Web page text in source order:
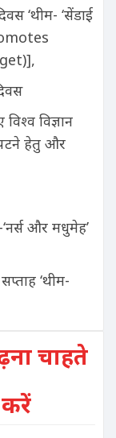
‘थीम- ‘सेंडाई
,
विज्ञान
हेतु और
और मधुमेह’
‘थीम-
चाहते
करें